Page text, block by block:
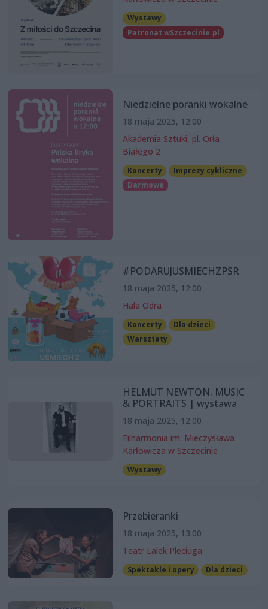
Wystawy
Patronat wSzczecinie.pl
Niedzielne poranki wokalne
18 maja 2025, 12:00
Akademia Sztuki, pl. Orła
Białego 2
Koncerty
Imprezy cykliczne
Darmowe
#PODARUJUSMIECHZPSR
18 maja 2025, 12:00
Hala Odra
Koncerty
Dla dzieci
Warsztaty
HELMUT NEWTON. MUSIC
& PORTRAITS | wystawa
18 maja 2025, 12:00
Filharmonia im. Mieczysława
Karłowicza w Szczecinie
Wystawy
Przebieranki
18 maja 2025, 13:00
Teatr Lalek Pleciuga
Spektakle i opery Dla dzieci